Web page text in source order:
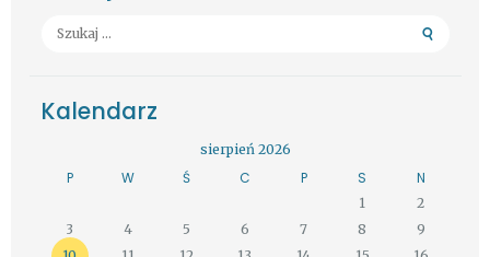
Szukaj:
Kalendarz
sierpień 2026
P W Ś C P S N
1
2
3
4 5 6 7 8
9